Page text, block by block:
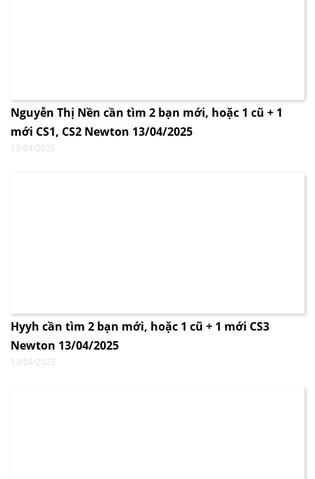
Nguyễn Thị Nền cần tìm 2 bạn mới, hoặc 1 cũ + 1
mới CS1, CS2 Newton 13/04/2025
13/04/2025
Hyyh cần tìm 2 bạn mới, hoặc 1 cũ + 1 mới CS3
Newton 13/04/2025
13/04/2025